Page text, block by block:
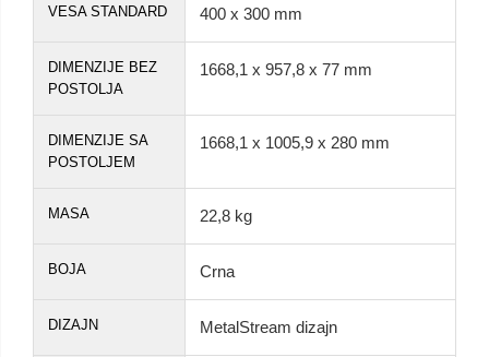
VESA STANDARD 400 x 300 mm
DIMENZIJE BEZ
POSTOLJA
1668,1 x 957,8 x 77 mm
DIMENZIJE SA
POSTOLJEM
1668,1 x 1005,9 x 280 mm
MASA 22,8 kg
BOJA Crna
DIZAJN MetalStream dizajn